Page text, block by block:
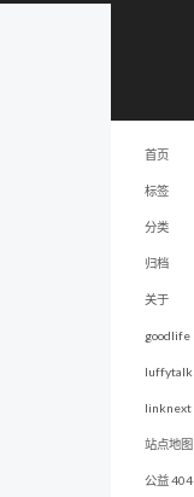
首页
标签
分类
归档
关于
goodlife
luffytalk
linknext
站点地图
公益 404